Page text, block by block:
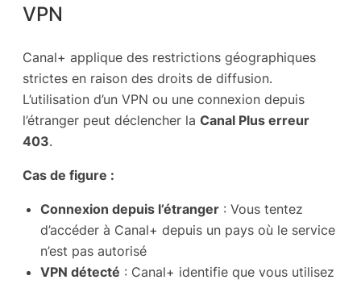
VPN
Canal+ applique des restrictions géographiques
strictes en raison des droits de diffusion.
L’utilisation d’un VPN ou une connexion depuis
l’étranger peut déclencher la Canal Plus erreur
403.
Cas de figure :
Connexion depuis l’étranger : Vous tentez
d’accéder à Canal+ depuis un pays où le service
n’est pas autorisé
VPN détecté : Canal+ identifie que vous utilisez